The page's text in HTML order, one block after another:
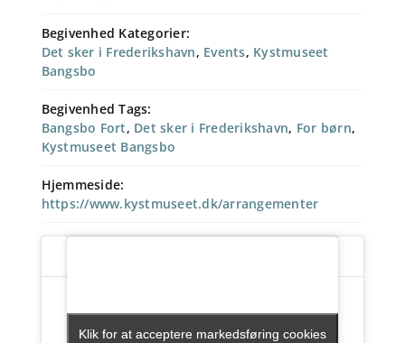
Begivenhed Kategorier:
Det sker i Frederikshavn, Events, Kystmuseet
Bangsbo
Begivenhed Tags:
Bangsbo Fort, Det sker i Frederikshavn, For børn,
Kystmuseet Bangsbo
Hjemmeside:
https://www.kystmuseet.dk/arrangementer
Klik for at acceptere markedsføring cookies
Klik for at acceptere markedsføring cookies